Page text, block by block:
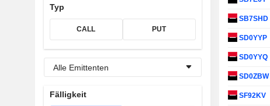
Typ
CALL PUT
Alle Emittenten
Fälligkeit
SB7SHD
SD0YYP
SD0YYQ
SD0ZBW
SF92KV